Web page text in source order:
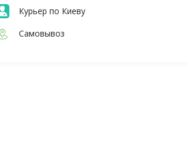
Курьер по Киеву
Самовывоз